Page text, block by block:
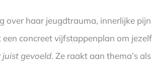
over haar jeugdtrauma, innerlijke
een concreet vijfstappenplan om
gevoeld. Ze raakt aan thema’s